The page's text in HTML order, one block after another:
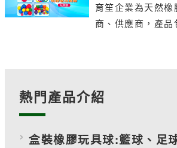
育笙企業為天然
商、供應商，產
熱門產品介紹
盒裝橡膠玩具球:籃球、足